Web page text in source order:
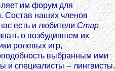
им форум для
Состав наших членов
есть и любителиСтар
о возбудившем их
ролевых игр,
выбранным ими
и специалисты -- лингвисты,